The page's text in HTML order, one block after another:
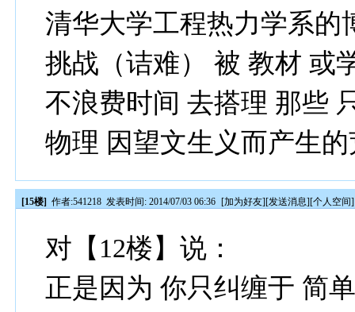
清华大学工程热力学系的
挑战（诘难） 被 教材 或
不浪费时间 去搭理 那些
物理 因望文生义而产生
[15楼] 作者:541218 发表时间: 2014/07/03 06:36 [加为好友][发送消息][个人空间]
对【12楼】说：
正是因为 你只纠缠于 简